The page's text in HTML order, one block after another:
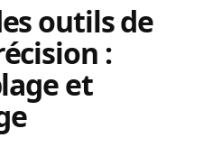
outils de
:
et